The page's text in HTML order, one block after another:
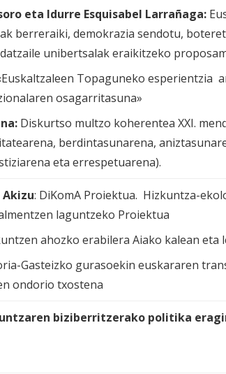
eta Idurre Esquisabel Larrañaga:
berreraiki, demokrazia sendotu,
unibertsalak eraikitzeko
Topaguneko esperientzia
osagarritasuna»
Diskurtso multzo koherentea XXI.
berdintasunarena,
eta errespetuarena).
: DiKomA Proiektua. Hizkuntza-
laguntzeko Proiektua
ahozko erabilera Aiako kalean eta
Gasteizko gurasoekin euskararen
ondorio txostena
biziberritzerako politika